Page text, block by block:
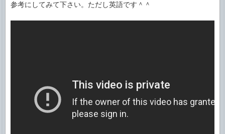
参考にしてみて下さい。ただし英語です＾＾